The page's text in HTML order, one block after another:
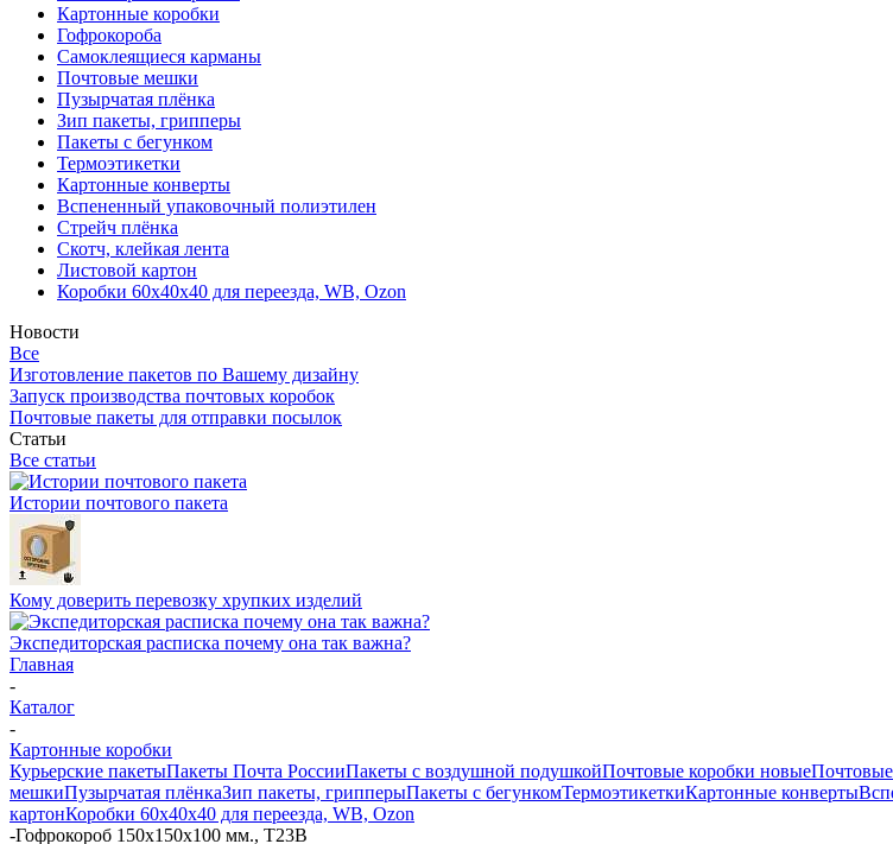
Картонные коробки
Гофрокороба
Самоклеящиеся карманы
Почтовые мешки
Пузырчатая плёнка
Зип пакеты, грипперы
Пакеты с бегунком
Термоэтикетки
Картонные конверты
Вспененный упаковочный полиэтилен
Стрейч плёнка
Скотч, клейкая лента
Листовой картон
Коробки 60х40х40 для переезда, WB, Ozon
Новости
Все
Изготовление пакетов по Вашему дизайну
Запуск производства почтовых коробок
Почтовые пакеты для отправки посылок
Статьи
Все статьи
Истории почтового пакета
Кому доверить перевозку хрупких изделий
Экспедиторская расписка почему она так важна?
Главная
-
Каталог
-
Картонные коробки
Курьерские пакетыПакеты Почта РоссииПакеты с воздушной подушкойПочтовые коробки новые
мешкиПузырчатая плёнкаЗип пакеты, грипперыПакеты с бегункомТермоэтикеткиКартонные конверты
картонКоробки 60х40х40 для переезда, WB, Ozon
-Гофрокороб 150х150х100 мм., Т23В